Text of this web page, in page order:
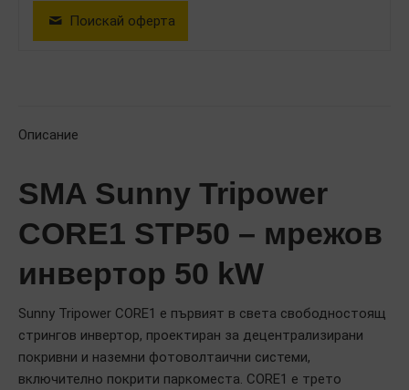
Поискай оферта
Описание
SMA Sunny Tripower
CORE1 STP50 – мрежов
инвертор 50 kW
Sunny Tripower CORE1 е първият в света свободностоящ
стрингов инвертор, проектиран за децентрализирани
покривни и наземни фотоволтаични системи,
включително покрити паркоместа. CORE1 е трето